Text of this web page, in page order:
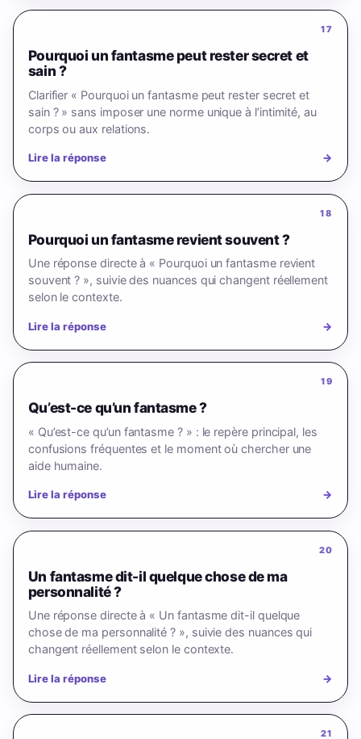
17
Pourquoi un fantasme peut rester secret et
sain ?
Clarifier « Pourquoi un fantasme peut rester secret et
sain ? » sans imposer une norme unique à l’intimité, au
corps ou aux relations.
Lire la réponse →
18
Pourquoi un fantasme revient souvent ?
Une réponse directe à « Pourquoi un fantasme revient
souvent ? », suivie des nuances qui changent réellement
selon le contexte.
Lire la réponse →
19
Qu’est-ce qu’un fantasme ?
« Qu’est-ce qu’un fantasme ? » : le repère principal, les
confusions fréquentes et le moment où chercher une
aide humaine.
Lire la réponse →
20
Un fantasme dit-il quelque chose de ma
personnalité ?
Une réponse directe à « Un fantasme dit-il quelque
chose de ma personnalité ? », suivie des nuances qui
changent réellement selon le contexte.
Lire la réponse →
21